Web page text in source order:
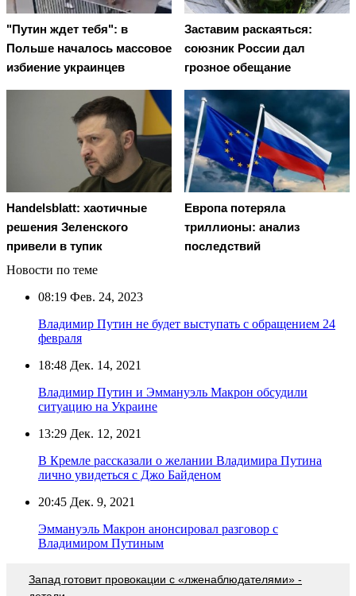
"Путин ждет тебя": в
Польше началось массовое
избиение украинцев
Заставим раскаяться:
союзник России дал
грозное обещание
Handelsblatt: хаотичные
решения Зеленского
привели в тупик
Европа потеряла
триллионы: анализ
последствий
Новости по теме
08:19 Фев. 24, 2023
Владимир Путин не будет выступать с обращением 24
февраля
18:48 Дек. 14, 2021
Владимир Путин и Эммануэль Макрон обсудили
ситуацию на Украине
13:29 Дек. 12, 2021
В Кремле рассказали о желании Владимира Путина
лично увидеться с Джо Байденом
20:45 Дек. 9, 2021
Эммануэль Макрон анонсировал разговор с
Владимиром Путиным
Запад готовит провокации с «лженаблюдателями» -